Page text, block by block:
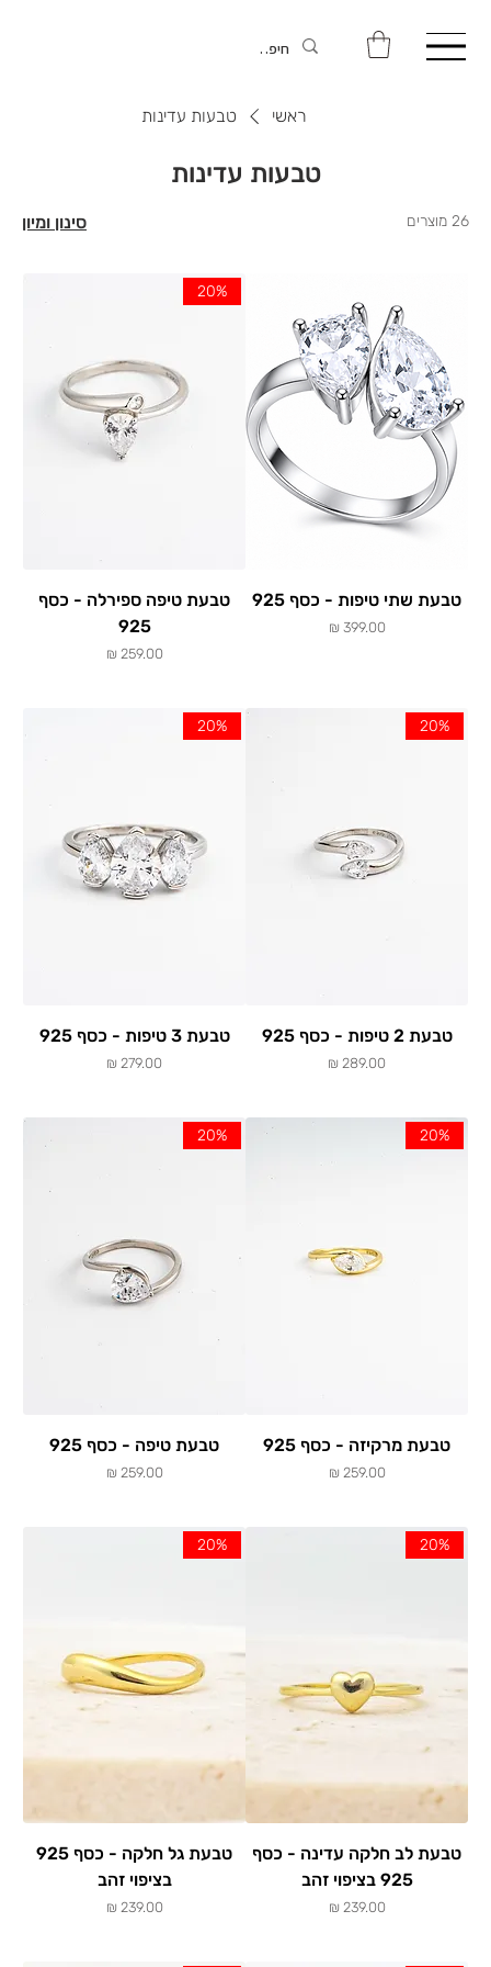
ראשי טבעות עדינות
טבעות עדינות
26 מוצרים סינון ומיון
טבעת שתי טיפות - כסף 925
מחיר
20%
טבעת טיפה ספירלה - כסף
925
מחיר
20%
טבעת 2 טיפות - כסף 925
מחיר
20%
טבעת 3 טיפות - כסף 925
מחיר
20%
טבעת מרקיזה - כסף 925
מחיר
20%
טבעת טיפה - כסף 925
מחיר
20%
טבעת לב חלקה עדינה - כסף
925 בציפוי זהב
מחיר
20%
טבעת גל חלקה - כסף 925
בציפוי זהב
מחיר